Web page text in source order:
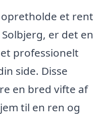
et rent
er det en
professionelt
side. Disse
en bred vifte af
til en ren og